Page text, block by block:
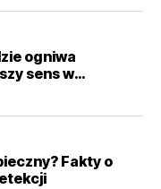
ogniwa
sens w
Fakty o